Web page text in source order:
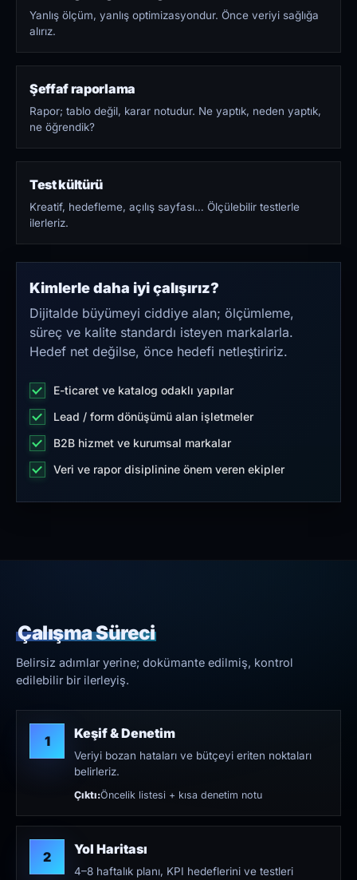
Yanlış ölçüm, yanlış optimizasyondur. Önce veriyi sağlığa
alırız.
Şeffaf raporlama
Rapor; tablo değil, karar notudur. Ne yaptık, neden yaptık,
ne öğrendik?
Test kültürü
Kreatif, hedefleme, açılış sayfası… Ölçülebilir testlerle
ilerleriz.
Kimlerle daha iyi çalışırız?
Dijitalde büyümeyi ciddiye alan; ölçümleme,
süreç ve kalite standardı isteyen markalarla.
Hedef net değilse, önce hedefi netleştiririz.
E-ticaret ve katalog odaklı yapılar
Lead / form dönüşümü alan işletmeler
B2B hizmet ve kurumsal markalar
Veri ve rapor disiplinine önem veren ekipler
Çalışma Süreci
Belirsiz adımlar yerine; dokümante edilmiş, kontrol
edilebilir bir ilerleyiş.
1 Keşif & Denetim
Veriyi bozan hataları ve bütçeyi eriten noktaları
belirleriz.
Çıktı:Öncelik listesi + kısa denetim notu
2 Yol Haritası
4–8 haftalık planı, KPI hedeflerini ve testleri